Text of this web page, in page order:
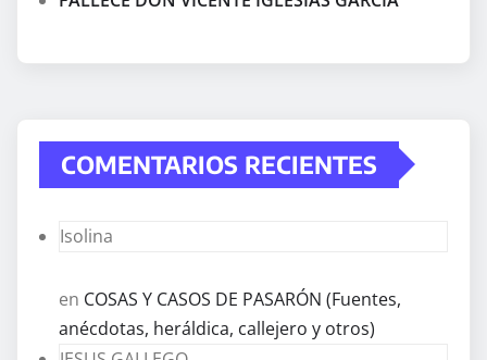
COMENTARIOS RECIENTES
Isolina
en COSAS Y CASOS DE PASARÓN (Fuentes,
anécdotas, heráldica, callejero y otros)